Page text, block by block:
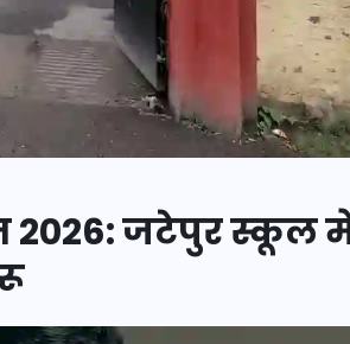
जटेपुर स्कूल में
19 सितम्बर 2024